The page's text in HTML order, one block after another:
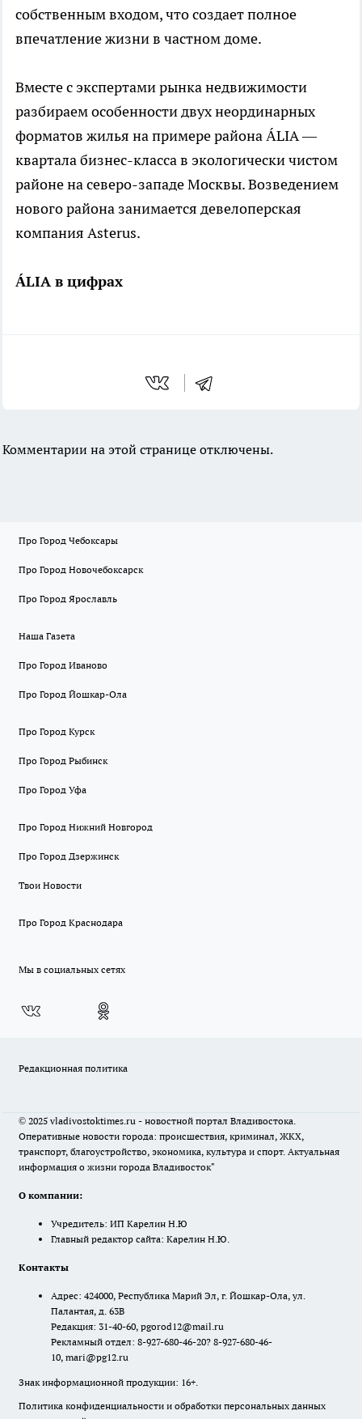
собственным входом, что создает полное
впечатление жизни в частном доме.
Вместе с экспертами рынка недвижимости
разбираем особенности двух неординарных
форматов жилья на примере района ÁLIA —
квартала бизнес-класса в экологически чистом
районе на северо-западе Москвы. Возведением
нового района занимается девелоперская
компания Asterus.
ÁLIA в цифрах
Комментарии на этой странице отключены.
Про Город Чебоксары
Про Город Новочебоксарск
Про Город Ярославль
Наша Газета
Про Город Иваново
Про Город Йошкар-Ола
Про Город Курск
Про Город Рыбинск
Про Город Уфа
Про Город Нижний Новгород
Про Город Дзержинск
Твои Новости
Про Город Краснодара
Мы в социальных сетях
Редакционная политика
© 2025 vladivostoktimes.ru - новостной портал Владивостока.
Оперативные новости города: происшествия, криминал, ЖКХ,
транспорт, благоустройство, экономика, культура и спорт. Актуальная
информация о жизни города Владивосток"
О компании:
Учредитель: ИП Карелин Н.Ю
Главный редактор сайта: Карелин Н.Ю.
Контакты
Адрес: 424000, Республика Марий Эл, г. Йошкар-Ола, ул.
Палантая, д. 63В
Редакция: 31-40-60, pgorod12@mail.ru
Рекламный отдел: 8-927-680-46-20? 8-927-680-46-
10, mari@pg12.ru
Знак информационной продукции: 16+.
Политика конфиденциальности и обработки персональных данных